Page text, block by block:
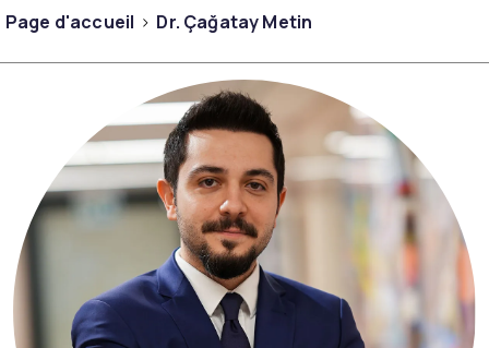
Page d'accueil Dr. Çağatay Metin